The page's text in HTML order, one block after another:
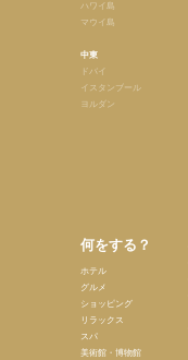
ハワイ島
マウイ島
中東
ドバイ
イスタンブール
ヨルダン
何をする？
ホテル
グルメ
ショッピング
リラックス
スパ
美術館・博物館